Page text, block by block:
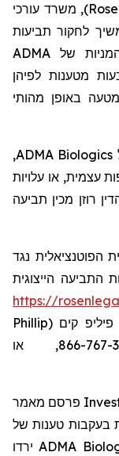
), משרד עורכי
לחקור תביעות
של ADMA
מטענות לפיהן
באופן מהותי
ADMA Biologics
,
עצמית, או עלויות
רוזן מכין תביעה
הפוטנציאלית נגד
התביעה הייצוגית
https://
קים (Phillip
), במספר החינמי 866-767-3653, או
פרסם מאמר
בעקבות טענות של
ADMAירדו